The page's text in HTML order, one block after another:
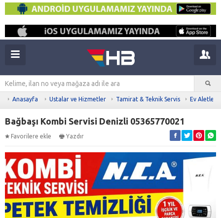
Anasayfa Ustalar ve Hizmetler Tamirat & Teknik Servis Ev Aletleri
Bağbaşı Kombi Servisi Denizli 05365770021
Favorilere ekle Yazdır